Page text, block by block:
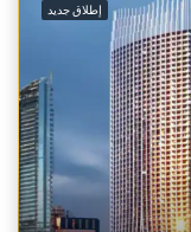
إطلاق جديد